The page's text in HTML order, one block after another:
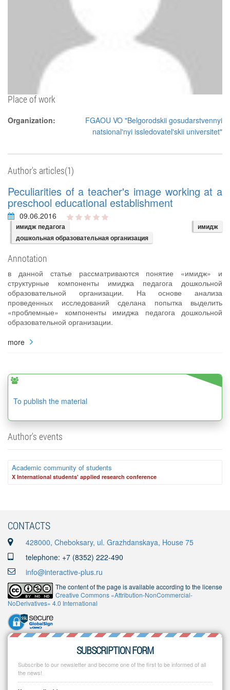
Place of work
Organization:
FGAOU VO "Belgorodskii gosudarstvennyi
natsional'nyi issledovatel'skii universitet"
Author's articles(1)
Peculiarities of a teacher's image working at a
preschool educational establishment
09.06.2016
имидж педагога
имидж
дошкольная образовательная организация
Annotation
в данной статье рассматриваются понятие «имидж» и
структурные компоненты имиджа педагога дошкольной
образовательной организации. На основе анализа
проведенных исследований сделана попытка выделить
«проблемные» компоненты имиджа педагога дошкольной
образовательной организации.
more
To publish the material
Author's events
Academic community of students
X International students' applied research conference
CONTACTS
428000, Cheboksary, ul. Grazhdanskaya, House 75
telephone: +7 (8352) 222-490
info@interactive-plus.ru
The content of the page is available according to the license
Creative Commons «Attribution-NonCommercial-
NoDerivatives» 4.0 International
SUBSCRIPTION FORM
Subscribe to our newsletter and become one of the first to be informed of all
the news!